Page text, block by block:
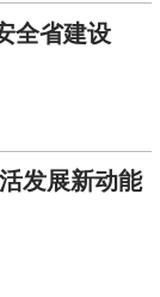
全省建设
发展新动能